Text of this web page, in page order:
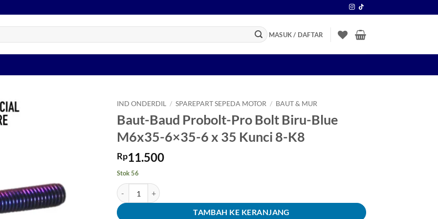
MASUK / DAFTAR
IND ONDERDIL / SPAREPART SEPEDA MOTOR / BAUT & MUR
Baut-Baud Probolt-Pro Bolt Biru-Blue
M6x35-6×35-6 x 35 Kunci 8-K8
Rp11.500
Stok 56
Kuantitas Baut-Baud Probolt-Pro Bolt Biru-Blue M6x35-6x35-6 x 35 Kunci 8-K8
TAMBAH KE KERANJANG